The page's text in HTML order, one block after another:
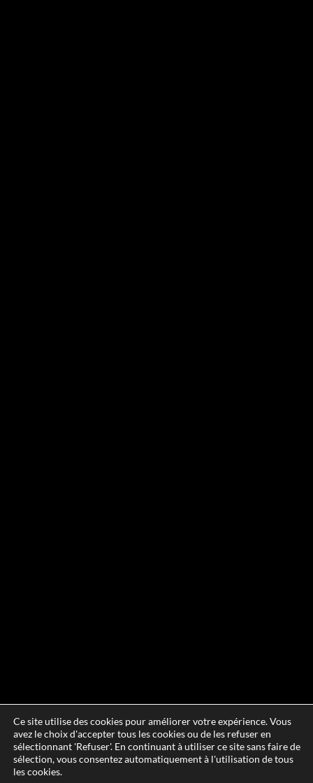
Ce site utilise des cookies pour améliorer votre expérience. Vous
avez le choix d'accepter tous les cookies ou de les refuser en
sélectionnant 'Refuser'. En continuant à utiliser ce site sans faire de
sélection, vous consentez automatiquement à l'utilisation de tous
les cookies.